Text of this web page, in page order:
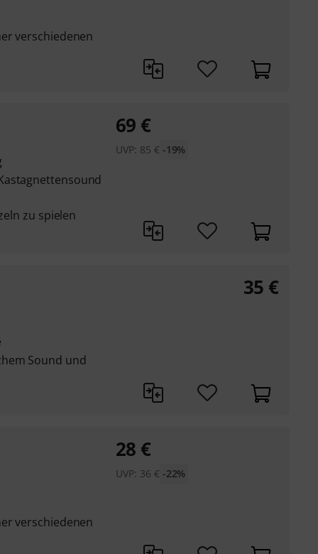
verschiedenen
zu spielen
69 €
UVP: 85 € -19%
Sound und
35 €
verschiedenen
28 €
UVP: 36 € -22%